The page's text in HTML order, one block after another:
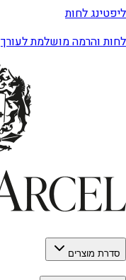
ליפטינג לחות
לחות והרמה מושלמת לעורך
סדרת מוצרים